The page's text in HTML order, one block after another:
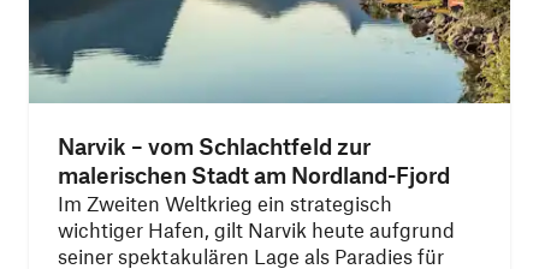
Narvik – vom Schlachtfeld zur
malerischen Stadt am Nordland-Fjord
Im Zweiten Weltkrieg ein strategisch
wichtiger Hafen, gilt Narvik heute aufgrund
seiner spektakulären Lage als Paradies für